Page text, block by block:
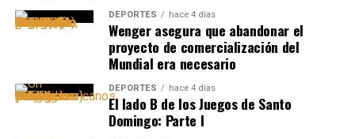
DEPORTES hace 4 días
Wenger asegura que abandonar el
proyecto de comercialización del
Mundial era necesario
DEPORTES hace 4 días
El lado B de los Juegos de Santo
Domingo: Parte I